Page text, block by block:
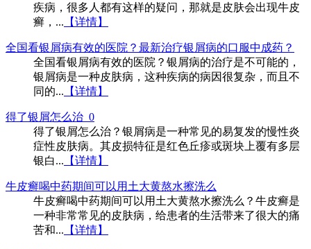
疾病，很多人都有这样的疑问，那就是皮肤会出现牛皮
癣，... 【详情】
全国看银屑病有效的医院？最新治疗银屑病的口服中成药？
全国看银屑病有效的医院？银屑病的治疗是不可能的，
银屑病是一种皮肤病，这种疾病的病因很复杂，而且不
同的... 【详情】
得了银屑怎么治_0
得了银屑怎么治？银屑病是一种常见的易复发的慢性炎
症性皮肤病。其皮损特征是红色丘疹或斑块上覆有多层
银白... 【详情】
牛皮癣喝中药期间可以用土大黄熬水擦洗么
牛皮癣喝中药期间可以用土大黄熬水擦洗么？牛皮癣是
一种非常常见的皮肤病，给患者的生活带来了很大的痛
苦和... 【详情】